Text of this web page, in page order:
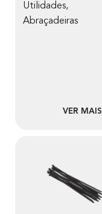
Utilidades,
Abraçadeiras
VER MAIS